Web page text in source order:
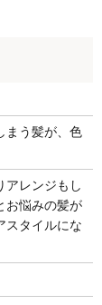
まう髪が、色
アレンジもし
お悩みの髪が
スタイルにな